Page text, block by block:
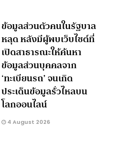
ข้อมูลส่วนตัวคนในรัฐบาล
หลุด หลังมีผู้พบเว็บไซต์ที่
เปิดสาธารณะให้ค้นหา
ข้อมูลส่วนบุคคลจาก
‘ทะเบียนรถ’ จนเกิด
ประเด็นข้อมูลรั่วไหลบน
โลกออนไลน์
4 August 2026